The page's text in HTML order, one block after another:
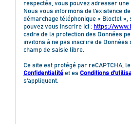
respectés, vous pouvez adresser une
Nous vous informons de l’existence
démarchage téléphonique « Bloctel
pouvez vous inscrire ici : https://
cadre de la protection des Données
invitons à ne pas inscrire de Données
champ de saisie libre.
Ce site est protégé par reCAPTCHA,
Confidentialité et es Conditions
s'appliquent.